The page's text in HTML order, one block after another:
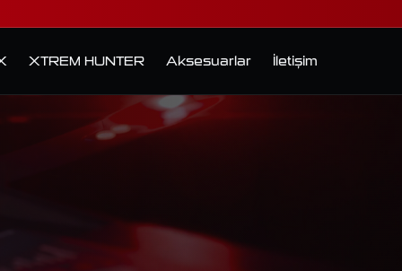
XTREM HUNTER Aksesuarlar İletişim